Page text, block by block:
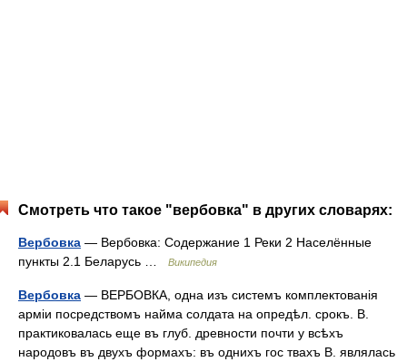
Смотреть что такое "вербовка" в других словарях:
Вербовка — Вербовка: Содержание 1 Реки 2 Населённые
пункты 2.1 Беларусь …
Википедия
Вербовка — ВЕРБОВКА, одна изъ системъ комплектованія
арміи посредствомъ найма солдата на опредѣл. срокъ. В.
практиковалась еще въ глуб. древности почти у всѣхъ
народовъ въ двухъ формахъ: въ однихъ гос твахъ В. являлась